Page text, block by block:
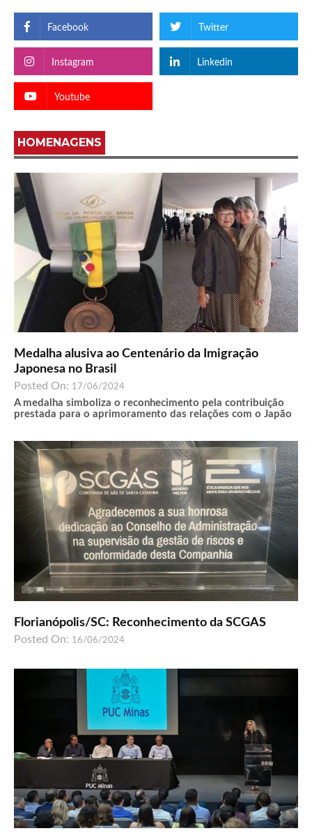
Facebook Twitter
Instagram Linkedin
Youtube
HOMENAGENS
Medalha alusiva ao Centenário da Imigração
Japonesa no Brasil
Posted On: 17/06/2024
A medalha simboliza o reconhecimento pela contribuição
prestada para o aprimoramento das relações com o Japão
Florianópolis/SC: Reconhecimento da SCGAS
Posted On: 16/06/2024